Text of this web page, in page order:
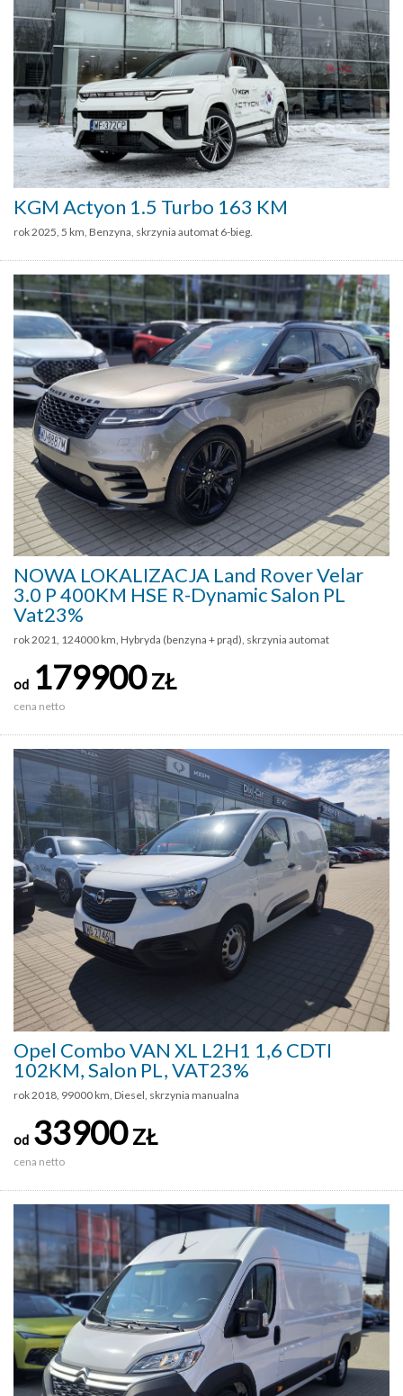
KGM Actyon 1.5 Turbo 163 KM
rok 2025, 5 km, Benzyna, skrzynia automat 6-bieg.
NOWA LOKALIZACJA Land Rover Velar
3.0 P 400KM HSE R-Dynamic Salon PL
Vat23%
rok 2021, 124000 km, Hybryda (benzyna + prąd), skrzynia automat
od 179900ZŁ
cena netto
Opel Combo VAN XL L2H1 1,6 CDTI
102KM, Salon PL, VAT23%
rok 2018, 99000 km, Diesel, skrzynia manualna
od 33900ZŁ
cena netto